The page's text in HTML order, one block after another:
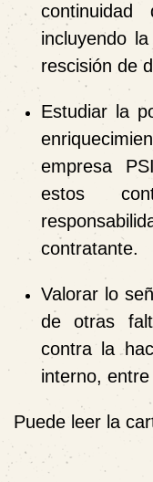
incluyendo
rescisión de
Estudiar la
empresa
estos
contratante.
Valorar lo
de otras
contra la
interno,
Puede leer la